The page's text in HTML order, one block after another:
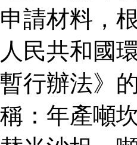
申請材料，
人民共和國
暫行辦法》
稱：年產噸